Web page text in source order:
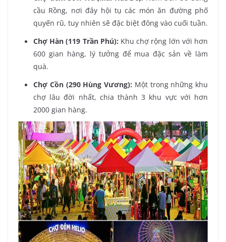
cầu Rồng, nơi đây hội tụ các món ăn đường phố
quyến rũ, tuy nhiên sẽ đặc biệt đông vào cuối tuần.
Chợ Hàn (119 Trần Phú): Khu chợ rộng lớn với hơn
600 gian hàng, lý tưởng để mua đặc sản về làm
quà.
Chợ Cồn (290 Hùng Vương): Một trong những khu
chợ lâu đời nhất, chia thành 3 khu vực với hơn
2000 gian hàng.